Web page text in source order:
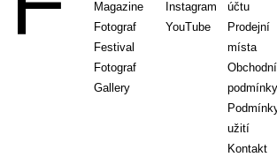
Magazine
Fotograf
Festival
Fotograf
Gallery
Instagram
YouTube
účtu
Prodejní
místa
Obchodní
podmínky
užití
Kontakt